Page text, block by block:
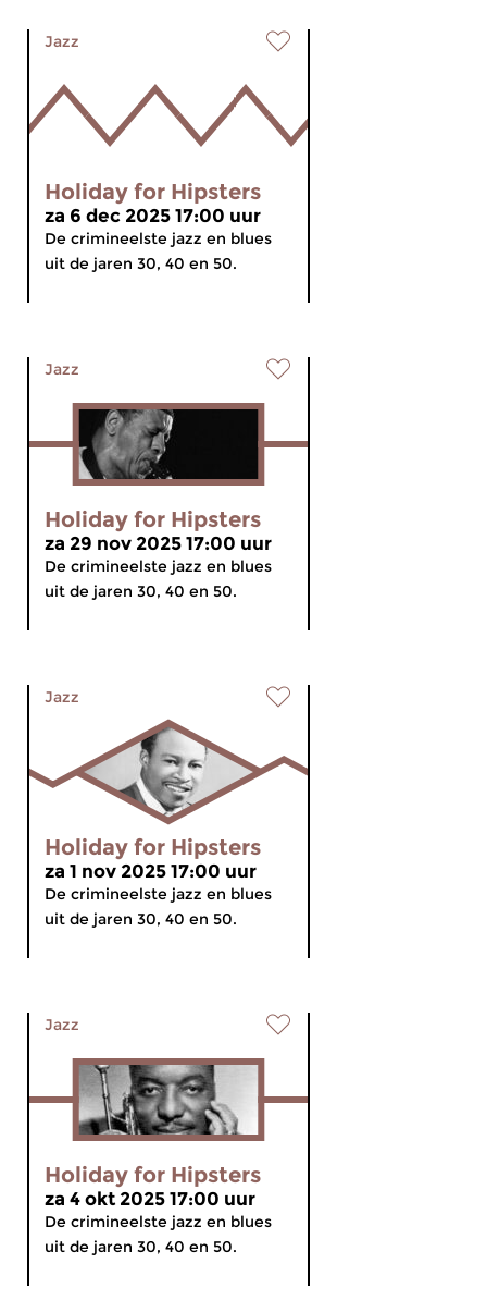
Jazz
Holiday for Hipsters
za 6 dec 2025 17:00 uur
De crimineelste jazz en blues
uit de jaren 30, 40 en 50.
Jazz
Holiday for Hipsters
za 29 nov 2025 17:00 uur
De crimineelste jazz en blues
uit de jaren 30, 40 en 50.
Jazz
Holiday for Hipsters
za 1 nov 2025 17:00 uur
De crimineelste jazz en blues
uit de jaren 30, 40 en 50.
Jazz
Holiday for Hipsters
za 4 okt 2025 17:00 uur
De crimineelste jazz en blues
uit de jaren 30, 40 en 50.